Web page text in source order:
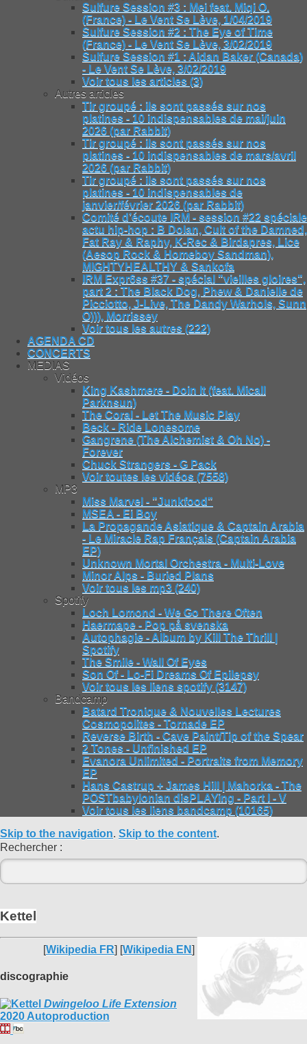
Sulfure Session #3 : Mei feat. Miqi O.
(France) - Le Vent Se Lève, 1/04/2019
Sulfure Session #2 : The Eye of Time
(France) - Le Vent Se Lève, 3/02/2019
Sulfure Session #1 : Aidan Baker (Canada)
- Le Vent Se Lève, 3/02/2019
Voir tous les articles (3)
Autres articles
Tir groupé : ils sont passés sur nos
platines - 10 indispensables de mai/juin
2026 (par Rabbit)
Tir groupé : ils sont passés sur nos
platines - 10 indispensables de mars/avril
2026 (par Rabbit)
Tir groupé : ils sont passés sur nos
platines - 10 indispensables de
janvier/février 2026 (par Rabbit)
Comité d’écoute IRM - session #22 spéciale
actu hip-hop : B Dolan, Cult of the Damned,
Fat Ray & Raphy, K-Rec & Birdapres, Lice
(Aesop Rock & Homeboy Sandman),
MIGHTYHEALTHY & Sankofa
IRM Expr6ss #37 - spécial "vieilles gloires",
part 2 : The Black Dog, Phew & Danielle de
Picciotto, J-Live, The Dandy Warhols, Sunn
O))), Morrissey
Voir tous les autres (222)
AGENDA CD
CONCERTS
MEDIAS
Vidéos
King Kashmere - Doin It (feat. Micall
Parknsun)
The Coral - Let The Music Play
Beck - Ride Lonesome
Gangrene (The Alchemist & Oh No) -
Forever
Chuck Strangers - G Pack
Voir toutes les vidéos (7558)
MP3
Miss Marvel - "Junkfood"
MSEA - Ei Boy
La Propagande Asiatique & Captain Arabia
- Le Miracle Rap Français (Captain Arabia
EP)
Unknown Mortal Orchestra - Multi-Love
Minor Alps - Buried Plans
Voir tous les mp3 (240)
Spotify
Loch Lomond - We Go There Often
Haermape - Pop på svenska
Autophagie - Album by Kill The Thrill |
Spotify
The Smile - Wall Of Eyes
Son Of - Lo-Fi Dreams Of Epilepsy
Voir tous les liens spotify (3147)
Bandcamp
Batard Tronique & Nouvelles Lectures
Cosmopolites - Tornade EP
Reverse Birth - Cave Paint/Tip of the Spear
2 Tones - Unfinished EP
Evanora Unlimited - Portraits from Memory
EP
Hans Castrup + James Hill | Mahorka - The
POSTbabylonian disPLAYing - Part I - V
Voir tous les liens bandcamp (10165)
Skip to the navigation. Skip to the content.
Rechercher :
Kettel
[Wikipedia FR] [Wikipedia EN]
discographie
Dwingeloo Life Extension
2020 Autoproduction